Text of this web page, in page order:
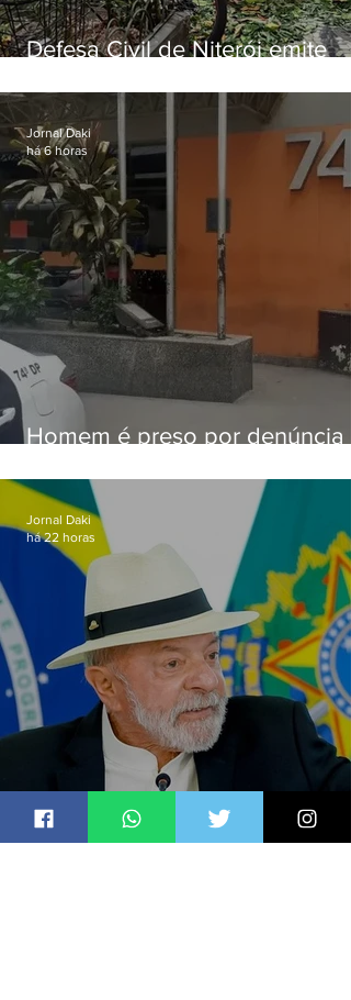
Defesa Civil de Niterói emite
sexta-feira (07)
Homem é preso por denúncia
Alcântara
Jornal Daki
há 6 horas
Lula sanciona PL que amplia
pena para crimes digitais
Jornal Daki
há 22 horas